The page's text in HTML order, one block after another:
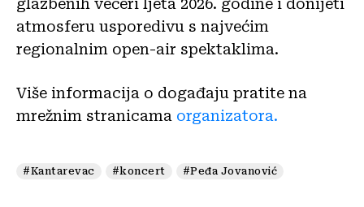
glazbenih večeri ljeta 2026. godine i donijeti
atmosferu usporedivu s najvećim
regionalnim open-air spektaklima.
Više informacija o događaju pratite na
mrežnim stranicama organizatora.
#Kantarevac #koncert #Peđa Jovanović